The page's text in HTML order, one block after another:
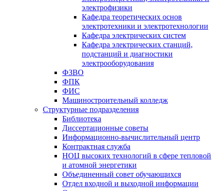
электрофизики
Кафедра теоретических основ
электротехники и электротехнологии
Кафедра электрических систем
Кафедра электрических станций,
подстанций и диагностики
электрооборудования
ФЗВО
ФПК
ФИС
Машиностроительный колледж
Структурные подразделения
Библиотека
Диссертационные советы
Информационно-вычислительный центр
Контрактная служба
НОЦ высоких технологий в сфере тепловой
и атомной энергетики
Объединенный совет обучающихся
Отдел входной и выходной информации